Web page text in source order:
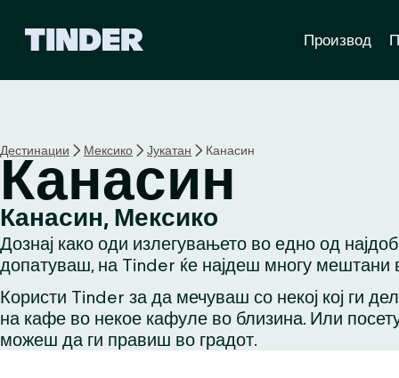
H
o
m
e
Производ
Дестинации Мексико Јукатан Канасин
Канасин
Канасин, Мексико
Дознај како оди излегувањето во едно од
допатуваш, на Tinder ќе најдеш многу мештани
Користи Tinder за да мечуваш со некој кој ги
на кафе во некое кафуле во близина. Или
можеш да ги правиш во градот.